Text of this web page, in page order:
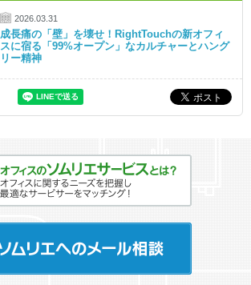
2026.03.31
成長痛の「壁」を壊せ！RightTouchの新オフィ
スに宿る「99%オープン」なカルチャーとハング
リー精神